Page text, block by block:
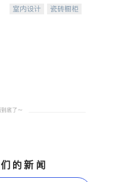
室内设计
瓷砖橱柜
的新闻